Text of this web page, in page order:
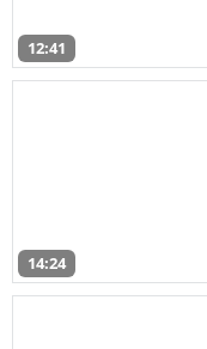
12:41
14:24